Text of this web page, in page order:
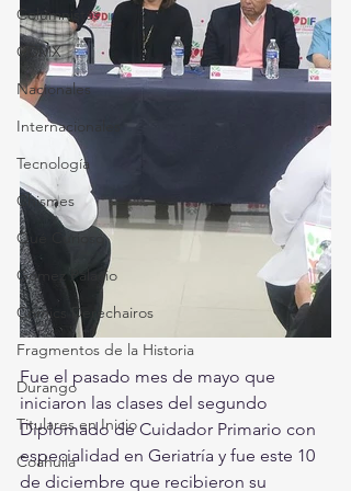
Columnistas
CDMX
Nacionales
Internacionales
Tecnología
Chismes
Qué Curioso
Gómez Palacio
Comics Derechairos
Fragmentos de la Historia
Durango
Titulares en Inicio
Coahuila
Fue el pasado mes de mayo que
iniciaron las clases del segundo
Diplomado de Cuidador Primario con
especialidad en Geriatría y fue este 10
de diciembre que recibieron su